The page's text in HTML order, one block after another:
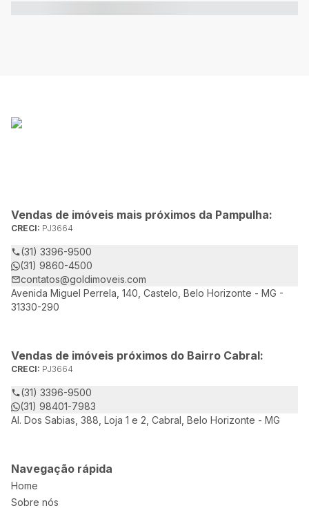
Vendas de imóveis mais próximos da Pampulha:
CRECI: PJ3664
(31) 3396-9500
(31) 9860-4500
contatos@goldimoveis.com
Avenida Miguel Perrela, 140, Castelo, Belo Horizonte - MG -
31330-290
Vendas de imóveis próximos do Bairro Cabral:
CRECI: PJ3664
(31) 3396-9500
(31) 98401-7983
Al. Dos Sabias, 388, Loja 1 e 2, Cabral, Belo Horizonte - MG
Navegação rápida
Home
Sobre nós